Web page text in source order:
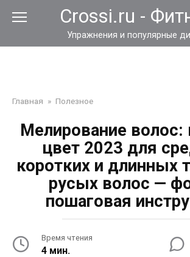
Crossi.ru -
Упражнения и популярные
Главная » Полезное
Мелирование
цвет 2023 для
коротких и длинных
русых волос —
пошаговая
Время чтения
4 мин.